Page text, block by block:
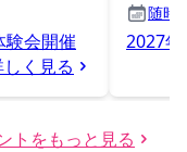
験会開催
く見る
随時
2027
トをもっと見る